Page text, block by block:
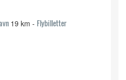
19 km - Flybilletter